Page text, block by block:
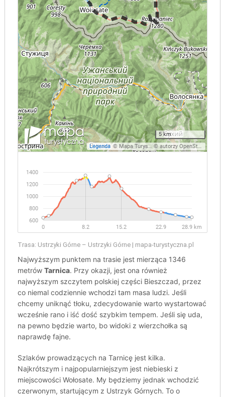
Trasa: Ustrzyki Górne – Ustrzyki Górne | mapa-turystyczna.pl
Najwyższym punktem na trasie jest mierząca 1346
metrów Tarnica. Przy okazji, jest ona również
najwyższym szczytem polskiej części Bieszczad, przez
co niemal codziennie wchodzi tam masa ludzi. Jeśli
chcemy uniknąć tłoku, zdecydowanie warto wystartować
wcześnie rano i iść dość szybkim tempem. Jeśli się uda,
na pewno będzie warto, bo widoki z wierzchołka są
naprawdę fajne.
Szlaków prowadzących na Tarnicę jest kilka.
Najkrótszym i najpopularniejszym jest niebieski z
miejscowości Wołosate. My będziemy jednak wchodzić
czerwonym, startującym z Ustrzyk Górnych. To o